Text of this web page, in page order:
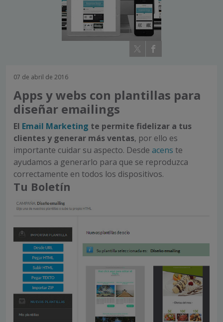
07 de abril de 2016
Apps y webs con plantillas para
diseñar emailings
El Email Marketing te permite fidelizar a tus
clientes y generar más ventas, por ello es
importante cuidar su aspecto. Desde acens te
ayudamos a generarlo para que se reproduzca
correctamente en todos los dispositivos.
Tu Boletín